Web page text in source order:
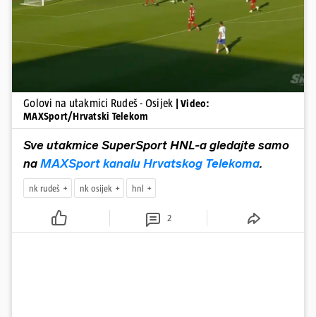
Golovi na utakmici Rudeš - Osijek
| Video:
MAXSport/Hrvatski Telekom
Sve utakmice SuperSport HNL-a gledajte samo
na MAXSport kanalu Hrvatskog Telekoma.
nk rudeš nk osijek hnl
2